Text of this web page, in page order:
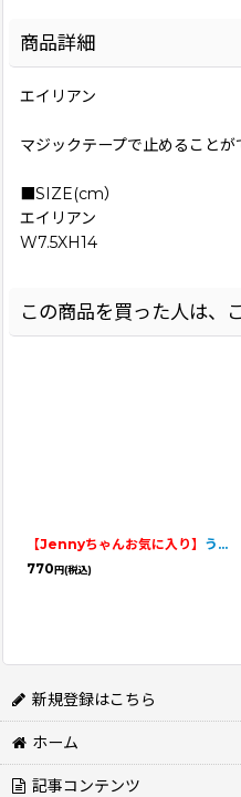
商品詳細
エイリアン
マジックテープで止めることが
■SIZE(cm）
エイリアン
W7.5XH14
この商品を買った人は、
【Jennyちゃんお気に入り】 うなぎ
770円(税込)
新規登録はこちら
ホーム
記事コンテンツ